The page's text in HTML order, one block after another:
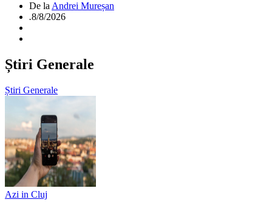
De la Andrei Mureșan
.8/8/2026
Știri Generale
Știri Generale
Azi in Cluj